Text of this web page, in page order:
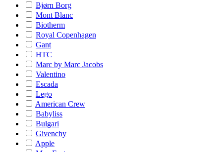
Bjørn Borg
Mont Blanc
Biotherm
Royal Copenhagen
Gant
HTC
Marc by Marc Jacobs
Valentino
Escada
Lego
American Crew
Babyliss
Bulgari
Givenchy
Apple